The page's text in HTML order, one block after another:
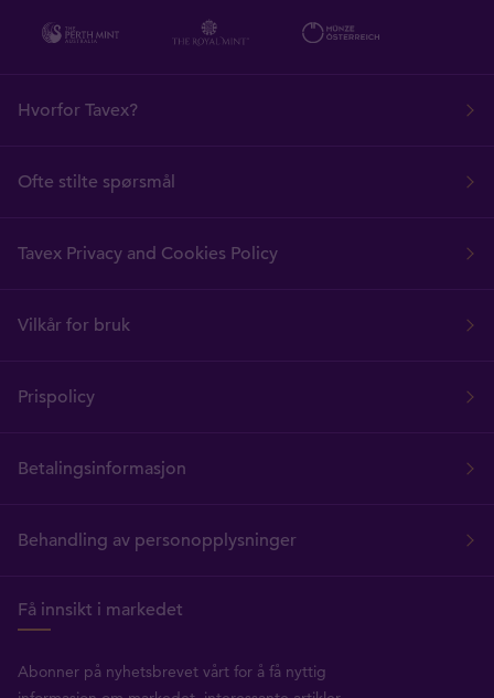
Hvorfor Tavex?
Ofte stilte spørsmål
Tavex Privacy and Cookies Policy
Vilkår for bruk
Prispolicy
Betalingsinformasjon
Behandling av personopplysninger
Få innsikt i markedet
Abonner på nyhetsbrevet vårt for å få nyttig